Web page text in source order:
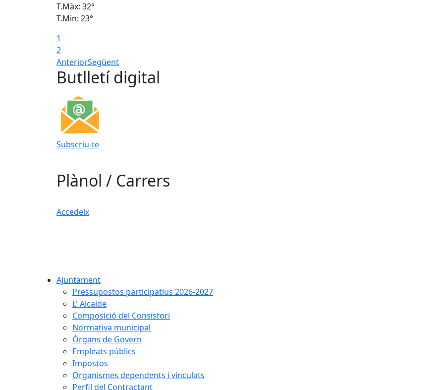
T.Màx: 32°
T.Min: 23°
1
2
AnteriorSegüent
Butlletí digital
Subscriu-te
Plànol / Carrers
Accedeix
Ajuntament
Pressupostos participatius 2026-2027
L' Alcalde
Composició del Consistori
Normativa municipal
Òrgans de Govern
Empleats públics
Impostos
Organismes dependents i vinculats
Perfil del Contractant